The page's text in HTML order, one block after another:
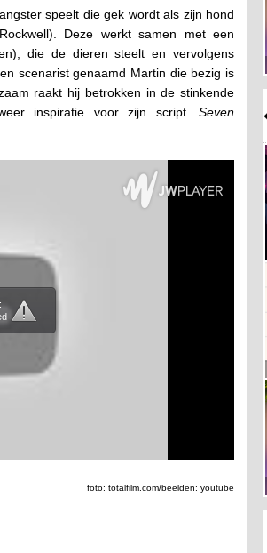
speelt die gek wordt als zijn hond
Deze werkt samen met een
die de dieren steelt en vervolgens
scenarist genaamd Martin die bezig is
raakt hij betrokken in de stinkende
inspiratie voor zijn script. Seven
foto: totalfilm.com/beelden: youtube